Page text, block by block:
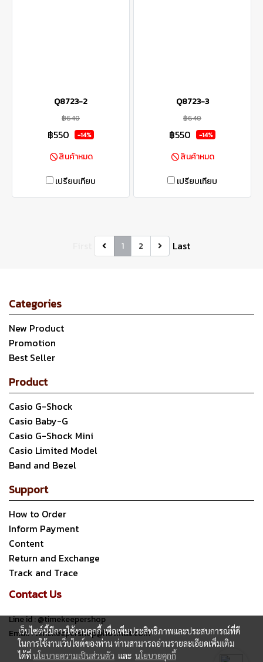
Q8723-2
฿640
฿550 -14%
สินค้าหมด
เปรียบเทียบ
Q8723-3
฿640
฿550 -14%
สินค้าหมด
เปรียบเทียบ
1 2 Last
Categories
New Product
Promotion
Best Seller
Product
Casio G-Shock
Casio Baby-G
Casio G-Shock Mini
Casio Limited Model
Band and Bezel
Support
How to Order
Inform Payment
Content
Return and Exchange
Track and Trace
Contact Us
Line id : @timekeepershop
Email : timekeepershop@hotmail.com
เว็บไซต์นี้มีการใช้งานคุกกี้ เพื่อเพิ่มประสิทธิภาพและประสบการณ์ที่ดี
ในการใช้งานเว็บไซต์ของท่าน ท่านสามารถอ่านรายละเอียดเพิ่มเติม
ได้ที่นโยบายความเป็นส่วนตัว และ นโยบายคุกกี้